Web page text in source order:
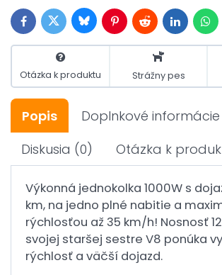
FacebookTwitterBlueskyPinterestRedditLinkedIn
Otázka k produktu Strážny pes
Popis
Doplnkové informácie
Diskusia (0) Otázka k
Výkonná jednokolka 1000W s
km, na jedno plné nabitie a
rýchlosťou až 35 km/h! Nosnosť
svojej staršej sestre V8 ponúka
rýchlosť a väčší dojazd.